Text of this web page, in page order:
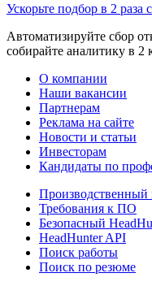
Ускорьте подбор в 2 раза
Автоматизируйте сбор
собирайте аналитику в 2
О компании
Наши вакансии
Партнерам
Реклама на сайте
Новости и статьи
Инвесторам
Кандидаты по
Производственный
Требования к ПО
Безопасный
HeadHunter API
Поиск работы
Поиск по резюме